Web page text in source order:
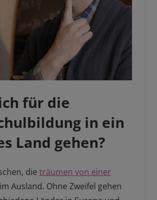
für die
in ein
Land gehen?
die träumen von einer
Ausland. Ohne Zweifel gehen